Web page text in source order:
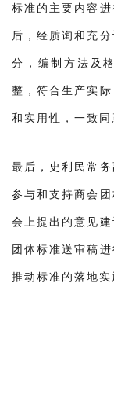
标准的主要内容
后，经质询和充
分，编制方法及
整，符合生产实
和实用性，一致同
最后，史利民常
参与和支持商会
会上提出的意见
团体标准送审稿
推动标准的落地实